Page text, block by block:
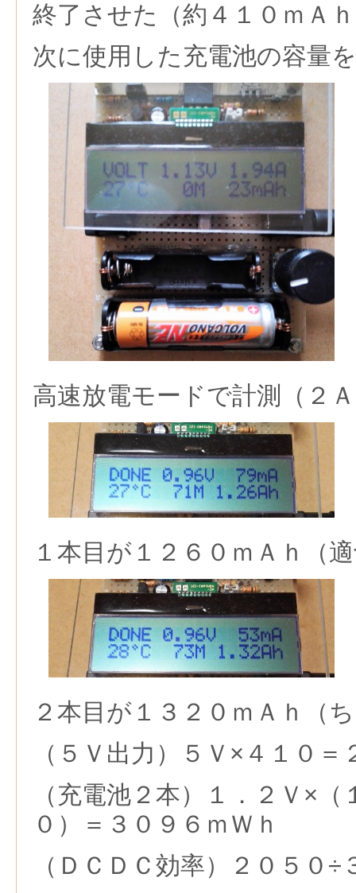
終了させた（約４１０ｍＡ
次に使用した充電池の容量
高速放電モードで計測（２
１本目が１２６０ｍＡｈ（
２本目が１３２０ｍＡｈ（
（５Ｖ出力）５Ｖ×４１０
（充電池２本）１．２Ｖ×
０）＝３０９６ｍＷｈ
（ＤＣＤＣ効率）２０５０÷